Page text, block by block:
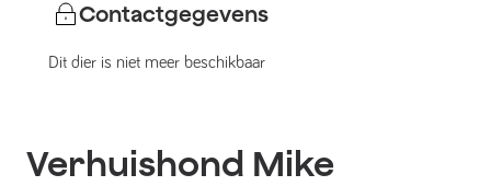
Contactgegevens
Dit dier is niet meer beschikbaar
Verhuishond Mike